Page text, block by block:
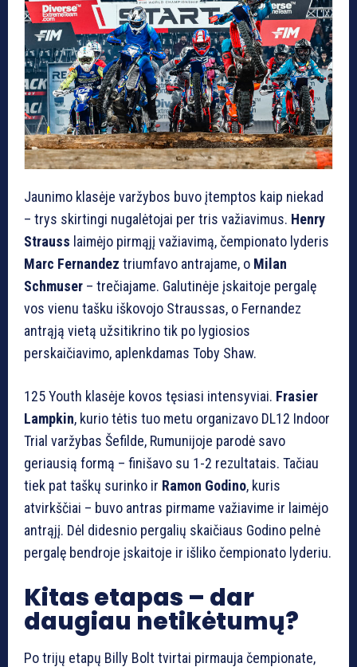
Jaunimo klasėje varžybos buvo įtemptos kaip niekad
– trys skirtingi nugalėtojai per tris važiavimus. Henry
Strauss laimėjo pirmąjį važiavimą, čempionato lyderis
Marc Fernandez triumfavo antrajame, o Milan
Schmuser – trečiajame. Galutinėje įskaitoje pergalę
vos vienu tašku iškovojo Straussas, o Fernandez
antrąją vietą užsitikrino tik po lygiosios
perskaičiavimo, aplenkdamas Toby Shaw.
125 Youth klasėje kovos tęsiasi intensyviai. Frasier
Lampkin, kurio tėtis tuo metu organizavo DL12 Indoor
Trial varžybas Šefilde, Rumunijoje parodė savo
geriausią formą – finišavo su 1-2 rezultatais. Tačiau
tiek pat taškų surinko ir Ramon Godino, kuris
atvirkščiai – buvo antras pirmame važiavime ir laimėjo
antrąjį. Dėl didesnio pergalių skaičiaus Godino pelnė
pergalę bendroje įskaitoje ir išliko čempionato lyderiu.
Kitas etapas – dar
daugiau netikėtumų?
Po trijų etapų Billy Bolt tvirtai pirmauja čempionate,